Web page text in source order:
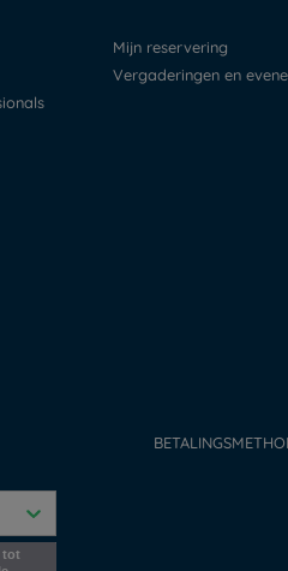
Mijn reservering
Vergaderingen en
tot